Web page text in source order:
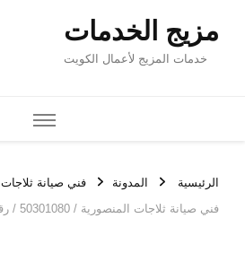
مزيج الخدمات
خدمات المزيج لأعمال الكويت
الرئيسية المدونة
فني صيانة ثلاجات
فني صيانة ثلاجات المنصورية / 50301080 / رقم صيانة ثلاجات المنصورية